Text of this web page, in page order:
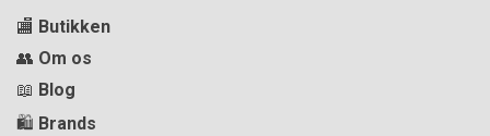
🏬 Butikken
👥 Om os
📖 Blog
🛍️ Brands